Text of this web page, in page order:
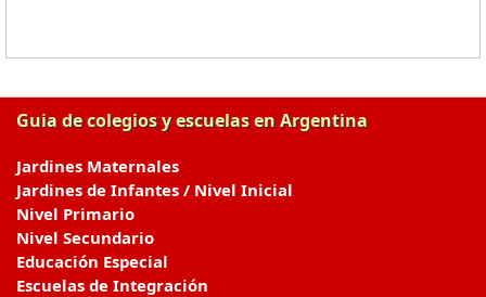
Guia de colegios y escuelas en Argentina
Jardines Maternales
Jardines de Infantes / Nivel Inicial
Nivel Primario
Nivel Secundario
Educación Especial
Escuelas de Integración